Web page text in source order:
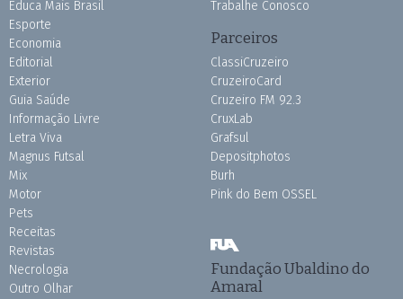
Educa Mais Brasil
Esporte
Economia
Editorial
Exterior
Guia Saúde
Informação Livre
Letra Viva
Magnus Futsal
Mix
Motor
Pets
Receitas
Revistas
Necrologia
Outro Olhar
Trabalhe Conosco
Parceiros
ClassiCruzeiro
CruzeiroCard
Cruzeiro FM 92.3
CruxLab
Grafsul
Depositphotos
Burh
Pink do Bem OSSEL
Fundação Ubaldino do
Amaral